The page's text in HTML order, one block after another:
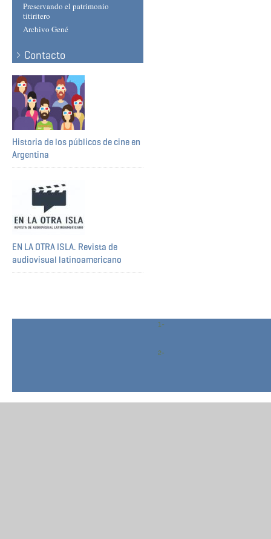
Preservando el patrimonio
titiritero
Archivo Gené
Contacto
Historia de los públicos de cine en
Argentina
EN LA OTRA ISLA. Revista de
audiovisual latinoamericano